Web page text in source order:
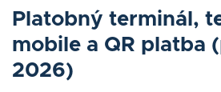
Platobný terminál,
mobile a QR platba
2026)